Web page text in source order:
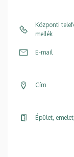
Központi
mellék
E-mail
Cím
Épület,